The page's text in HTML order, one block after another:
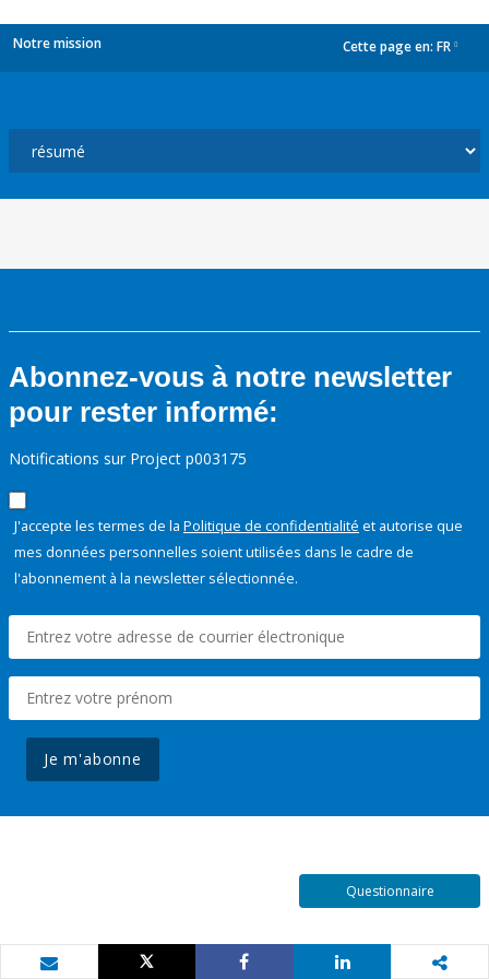
Notre mission Cette page en: FR
Abonnez-vous à notre newsletter
pour rester informé:
Notifications sur Project p003175
J'accepte les termes de la Politique de confidentialité et autorise que
mes données personnelles soient utilisées dans le cadre de
l'abonnement à la newsletter sélectionnée.
Je m'abonne
Questionnaire